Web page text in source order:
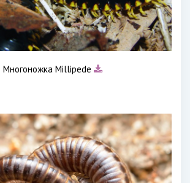
Многоножка Millipede